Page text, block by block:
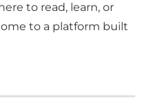
to read, learn, or
to a platform built